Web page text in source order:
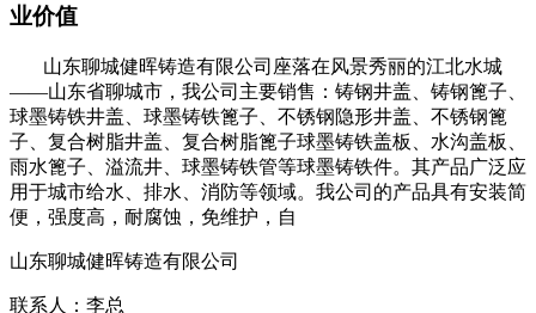
业价值
山东聊城健晖铸造有限公司座落在风景秀丽的江北水城
——山东省聊城市，我公司主要销售：铸钢井盖、铸钢篦子、
球墨铸铁井盖、球墨铸铁篦子、不锈钢隐形井盖、不锈钢篦
子、复合树脂井盖、复合树脂篦子球墨铸铁盖板、水沟盖板、
雨水篦子、溢流井、球墨铸铁管等球墨铸铁件。其产品广泛应
用于城市给水、排水、消防等领域。我公司的产品具有安装简
便，强度高，耐腐蚀，免维护，自
山东聊城健晖铸造有限公司
联系人：李总